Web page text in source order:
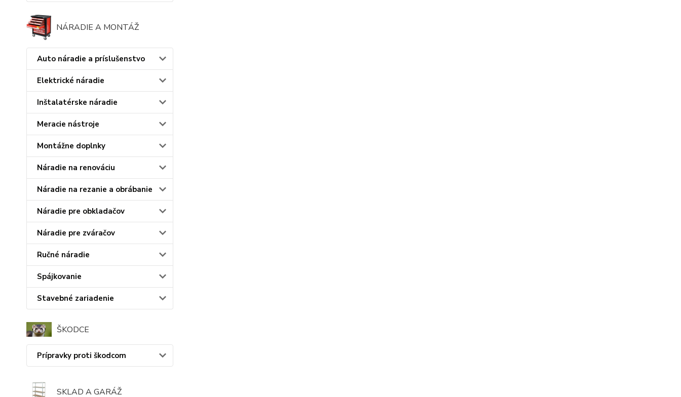
NÁRADIE A MONTÁŽ
Auto náradie a príslušenstvo
Elektrické náradie
Inštalatérske náradie
Meracie nástroje
Montážne doplnky
Náradie na renováciu
Náradie na rezanie a obrábanie
Náradie pre obkladačov
Náradie pre zváračov
Ručné náradie
Spájkovanie
Stavebné zariadenie
ŠKODCE
Prípravky proti škodcom
SKLAD A GARÁŽ